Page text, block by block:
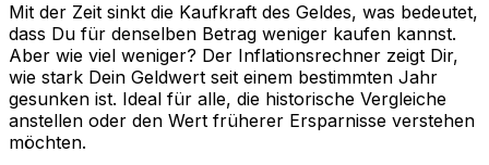
Mit der Zeit sinkt die Kaufkraft des Geldes, was bedeutet,
dass Du für denselben Betrag weniger kaufen kannst.
Aber wie viel weniger? Der Inflationsrechner zeigt Dir,
wie stark Dein Geldwert seit einem bestimmten Jahr
gesunken ist. Ideal für alle, die historische Vergleiche
anstellen oder den Wert früherer Ersparnisse verstehen
möchten.